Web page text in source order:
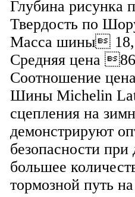
Глубина рисунка
Твердость по
Масса шины
Средняя цена
Соотношение
Шины Michelin
сцепления на
демонстрируют
безопасности
большее
тормозной путь